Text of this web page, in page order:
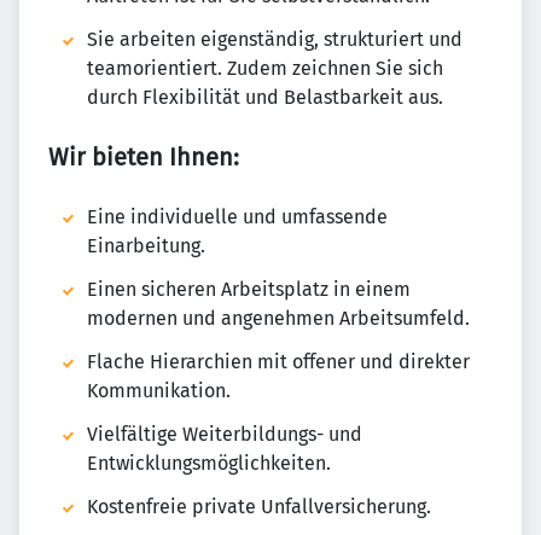
Sie arbeiten eigenständig, strukturiert und
teamorientiert. Zudem zeichnen Sie sich
durch Flexibilität und Belastbarkeit aus.
Wir bieten Ihnen:
Eine individuelle und umfassende
Einarbeitung.
Einen sicheren Arbeitsplatz in einem
modernen und angenehmen Arbeitsumfeld.
Flache Hierarchien mit offener und direkter
Kommunikation.
Vielfältige Weiterbildungs- und
Entwicklungsmöglichkeiten.
Kostenfreie private Unfallversicherung.